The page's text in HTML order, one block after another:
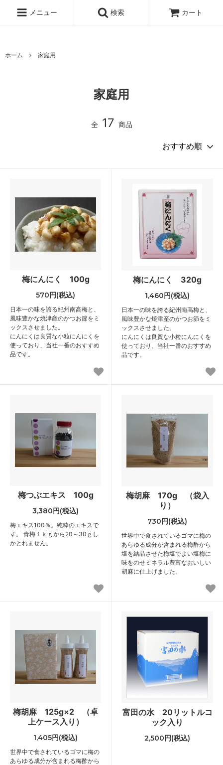
メニュー
検索 カート
ホーム 家庭用
家庭用
全 17 商品
梅にんにく 100g
570円(税込)
日本一の味を誇る紀州南高梅と、
風味豊かな焼津産のかつお節をミ
ックスさせました。
にんにくは良質な小粒にんにくを
使っており、当社一番のおすすめ
品です。
梅にんにく 320g
1,460円(税込)
日本一の味を誇る紀州南高梅と、
風味豊かな焼津産のかつお節をミ
ックスさせました。
にんにくは良質な小粒にんにくを
使っており、当社一番のおすすめ
品です。
梅つぶエキス 100g
3,380円(税込)
梅エキス100％。純粋のエキスで
す。 青梅１ｋｇから20～30ｇし
かとれません。
梅胡麻 170g （袋入
り）
730円(税込)
世界中で食されているゴマに梅の
あらゆる成分が含まれる梅酢から
塩を結晶させた梅塩でよい塩梅に
味をのせミネラル豊富なおいしい
胡麻に仕上げました。
梅胡麻 125g×2 （卓
上ケース入り）
1,405円(税込)
世界中で食されているゴマに梅の
あらゆる成分が含まれる梅酢から
富田の水 20リットルコ
ック入り
2,500円(税込)